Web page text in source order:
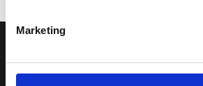
Marketing